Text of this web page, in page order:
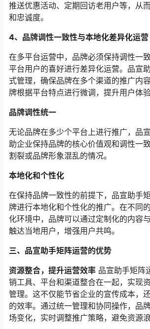
推送优惠活动、定期回访老用户等，从
和忠诚度。
4、品牌调性一致性与本地化差异化运营
在多平台运营中，品牌必须保持调性一
平台用户的喜好进行差异化运营。品宣
式管理，确保品牌在多个渠道的推广内
牌根据平台特点进行微调，提升用户体验
品牌调性统一
无论品牌在多少个平台上进行推广，品
助企业保持品牌的核心价值观和调性一
割裂或品牌形象混乱的情况。
本地化和个性化
在保持品牌一致性的前提下，品宣助手
牌进行本地化和个性化的推广。在不同
化环境中，品牌可以通过定制化的内容
触达当地用户，增强用户共鸣。
三、品宣助手矩阵运营的优势
资源整合，提升运营效率 品宣助手矩阵
销工具、平台和渠道整合在一起，实现
管理。这不仅能节省企业的宣传成本，
的效率。通过统一管理和协同操作，品
场变化，实时调整推广策略，避免资源浪